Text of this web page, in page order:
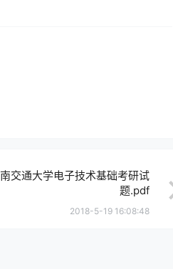
交通大学电子技术基础考研试
题.pdf
2018-5-19 16:08:48